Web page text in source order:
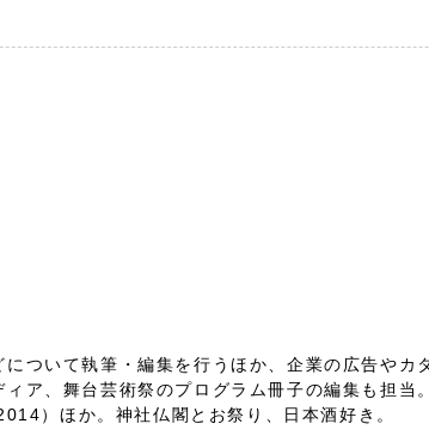
ついて執筆・編集を行うほか、企業の広告やカ
ア、舞台芸術祭のプログラム冊子の編集も担当
）ほか。神社仏閣とお祭り、日本酒好き。